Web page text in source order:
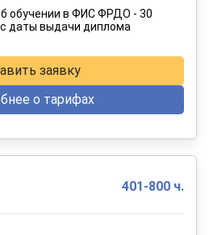
на 12 месяцев
обучении в ФИС ФРДО - 30
даты выдачи диплома
заявку
о тарифах
401-800 ч.